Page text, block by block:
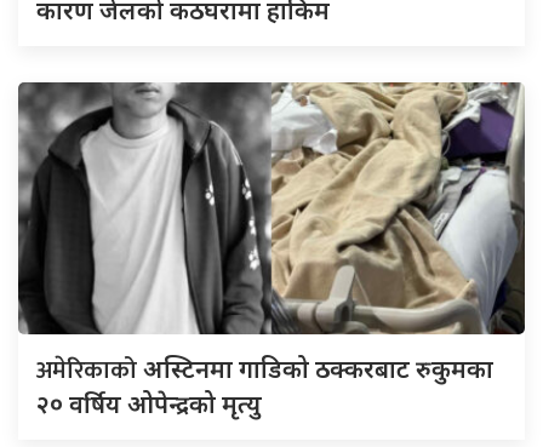
कारण जेलको कठघरामा हाकिम
अमेरिकाकोअस्टिनमा गाडिको ठक्करबाट रुकुमका
२० वर्षिय ओपेन्द्रको मृत्यु